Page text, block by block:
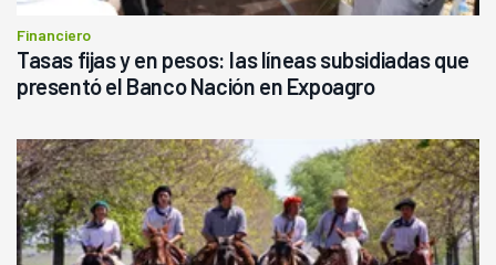
Financiero
Tasas fijas y en pesos: las líneas subsidiadas que
presentó el Banco Nación en Expoagro